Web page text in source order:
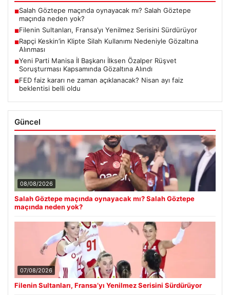
■Salah Göztepe maçında oynayacak mı? Salah Göztepe
maçında neden yok?
■Filenin Sultanları, Fransa’yı Yenilmez Serisini Sürdürüyor
■Rapçi Keskin’in Klipte Silah Kullanımı Nedeniyle Gözaltına
Alınması
■Yeni Parti Manisa İl Başkanı İlksen Özalper Rüşvet
Soruşturması Kapsamında Gözaltına Alındı
■FED faiz kararı ne zaman açıklanacak? Nisan ayı faiz
beklentisi belli oldu
Güncel
08/08/2026
Salah Göztepe maçında oynayacak mı? Salah Göztepe
maçında neden yok?
07/08/2026
Filenin Sultanları, Fransa’yı Yenilmez Serisini Sürdürüyor